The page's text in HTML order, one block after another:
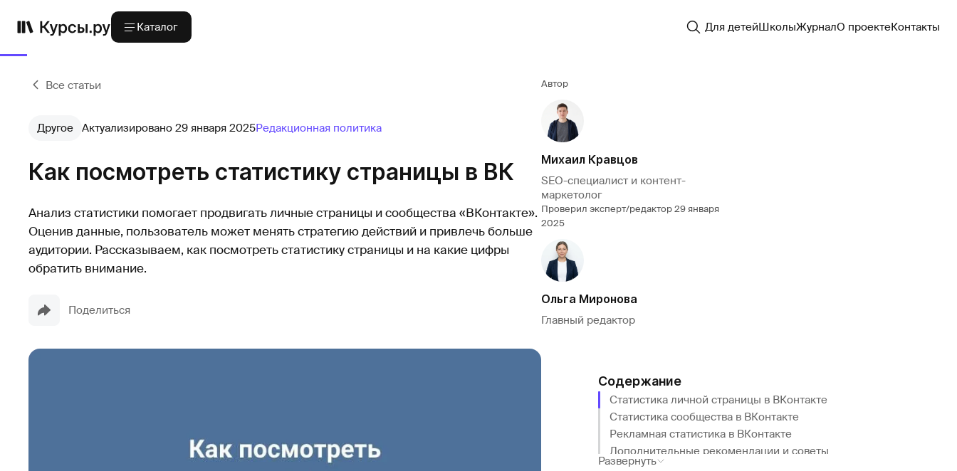
Каталог Для детейШколыЖурналО проектеКонтакты
Все статьи
Другое Актуализировано 29 января 2025Редакционная политика
Как посмотреть статистику страницы в ВК
Анализ статистики помогает продвигать личные страницы и сообщества «ВКонтакте».
Оценив данные, пользователь может менять стратегию действий и привлечь больше
аудитории. Рассказываем, как посмотреть статистику страницы и на какие цифры
обратить внимание.
Поделиться
Автор
Михаил Кравцов
SEO-специалист и контент-
маркетолог
Проверил эксперт/редактор29 января
2025
Ольга Миронова
Главный редактор
Содержание
Статистика личной страницы в ВКонтакте
Статистика сообщества в ВКонтакте
Рекламная статистика в ВКонтакте
Дополнительные рекомендации и советы
Развернуть